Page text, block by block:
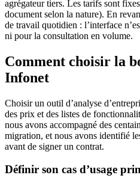
agrégateur tiers. Les tarifs sont
document selon la nature). En
de travail quotidien : l’interface
ni pour la consultation en volume.
Comment choisir la
Infonet
Choisir un outil d’analyse
des prix et des listes de
nous avons accompagné des
migration, et nous avons identifié
avant de signer un contrat.
Définir son cas d’usage